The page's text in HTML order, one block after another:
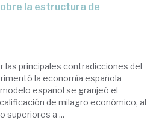
las principales contradicciones del
la economía española
español se granjeó el
de milagro económico, al
superiores a ...